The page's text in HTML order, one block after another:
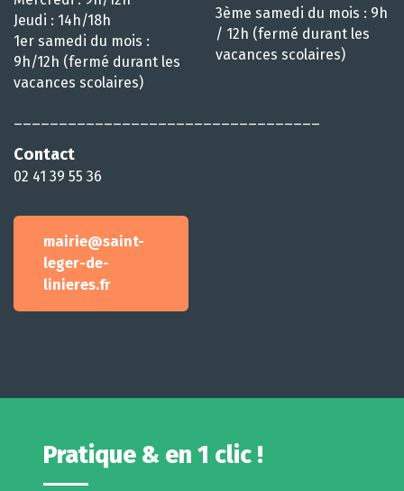
Jeudi : 14h/18h
1er samedi du mois :
9h/12h (fermé durant les
vacances scolaires)
Contact
02 41 39 55 36
mairie@saint-
leger-de-
linieres.fr
3ème samedi du mois : 9h
/ 12h (fermé durant les
vacances scolaires)
Pratique & en 1 clic !